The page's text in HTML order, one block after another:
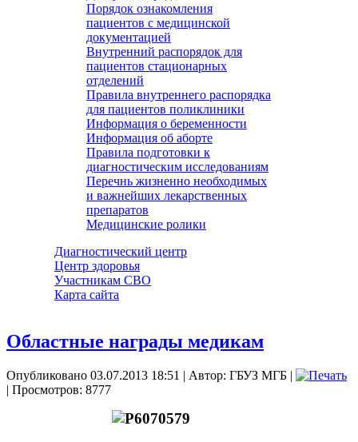
Порядок ознакомления
пациентов с медицинской
документацией
Внутренний распорядок для
пациентов стационарных
отделений
Правила внутреннего распорядка
для пациентов поликлиники
Информация о беременности
Информация об аборте
Правила подготовки к
диагностическим исследованиям
Перечнь жизненно необходимых
и важнейших лекарственных
препаратов
Медицинские ролики
Диагностический центр
Центр здоровья
Участникам СВО
Карта сайта
Областные награды медикам
Опубликовано 03.07.2013 18:51 | Автор: ГБУЗ МГБ |
| Просмотров: 8777